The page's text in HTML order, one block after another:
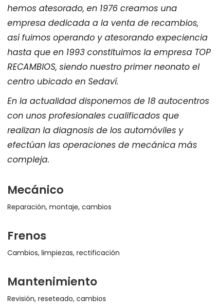
hemos atesorado, en 1976 creamos una
empresa dedicada a la venta de recambios,
así fuimos operando y atesorando expeciencia
hasta que en 1993 constituimos la empresa TOP
RECAMBIOS, siendo nuestro primer neonato el
centro ubicado en Sedaví.
En la actualidad disponemos de 18 autocentros
con unos profesionales cualificados que
realizan la diagnosis de los automóviles y
efectúan las operaciones de mecánica más
compleja.
Mecánico
Reparación, montaje, cambios
Frenos
Cambios, limpiezas, rectificación
Mantenimiento
Revisión, reseteado, cambios